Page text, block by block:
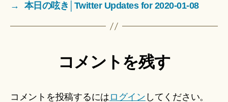
→
本日の呟き│Twitter Updates for 2020-01-08
コメントを残す
コメントを投稿するには ログイン してください。